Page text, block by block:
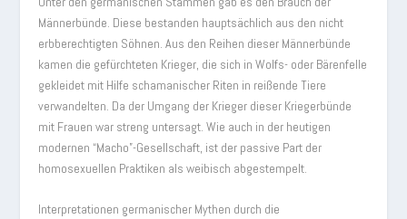
Männerbünde. Diese bestanden hauptsächlich aus den nicht
erbberechtigten Söhnen. Aus den Reihen dieser Männerbünde
kamen die gefürchteten Krieger, die sich in Wolfs- oder Bärenfelle
gekleidet mit Hilfe schamanischer Riten in reißende Tiere
verwandelten. Da der Umgang der Krieger dieser Kriegerbünde
mit Frauen war streng untersagt. Wie auch in der heutigen
modernen “Macho”-Gesellschaft, ist der passive Part der
homosexuellen Praktiken als weibisch abgestempelt.
Interpretationen germanischer Mythen durch die